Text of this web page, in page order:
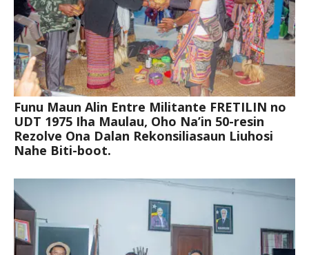
Funu Maun Alin Entre Militante FRETILIN no
UDT 1975 Iha Maulau, Oho Na’in 50-resin
Rezolve Ona Dalan Rekonsiliasaun Liuhosi
Nahe Biti-boot.